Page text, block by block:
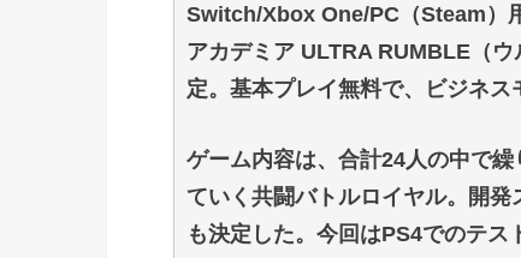
Switch/Xbox One/PC（Steam）
アカデミア ULTRA RUMBLE（
定。基本プレイ無料で、ビジネス
ゲーム内容は、合計24人の中で
ていく共闘バトルロイヤル。開
も決定した。今回はPS4でのテ